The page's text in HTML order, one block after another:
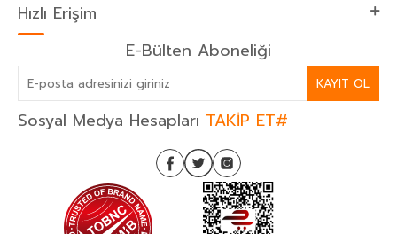
Hızlı Erişim
E-Bülten Aboneliği
KAYIT OL
Sosyal Medya Hesapları TAKİP ET#